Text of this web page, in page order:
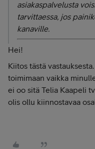
asiakaspalvelusta
tarvittaessa, jos
kanaville.
Hei!
Kiitos tästä
toimimaan vaikka
ei oo sitä Telia Kaapeli
olis ollu kiinnostavaa